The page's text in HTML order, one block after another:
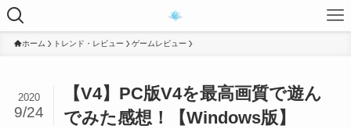
ホーム トレンド・レビュー ゲームレビュー
【V4】PC版V4を最高画質で遊ん
でみた感想！【Windows版】
2020
9/24